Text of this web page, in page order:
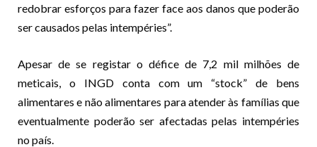
redobrar esforços para fazer face aos danos que poderão
ser causados pelas intempéries”.
Apesar de se registar o défice de 7,2 mil milhões de
meticais, o INGD conta com um “stock” de bens
alimentares e não alimentares para atender às famílias que
eventualmente poderão ser afectadas pelas intempéries
no país.